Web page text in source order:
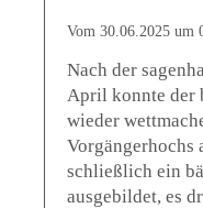
Vom 30.06.2025 um
Nach der
April konnte der
wieder
Vorgängerhochs
schließlich ein
ausgebildet, es